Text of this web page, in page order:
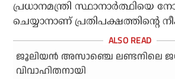
പ്രധാനമന്ത്രി സ്ഥാനാര്‍ത്ഥിയെ
ചെയ്യാനാണ് പ്രതിപക്ഷത്തിന്റെ
ജൂലിയന്‍ അസാഞ്ചെ ലണ്ടനിലെ
വിവാഹിതനായി